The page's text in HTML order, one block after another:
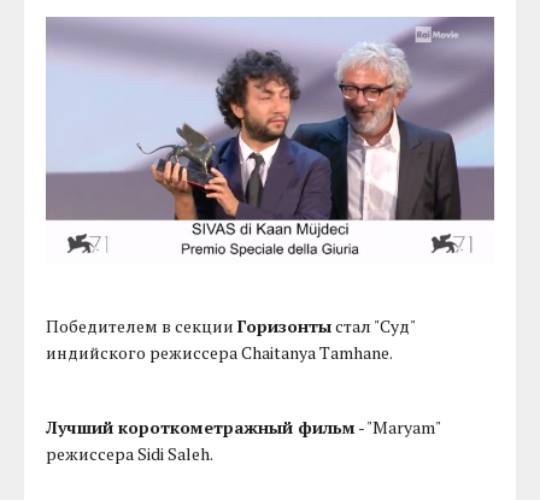
Победителем в секцииГоризонтыстал "Суд"
индийского режиссера Chaitanya Tamhane.
Лучший короткометражный фильм- "Maryam"
режиссера Sidi Saleh.